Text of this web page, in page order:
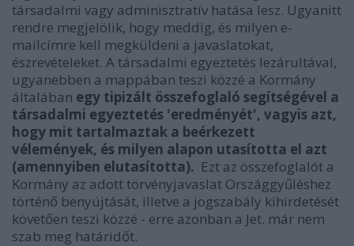
társadalmi vagy adminisztratív hatása lesz. Ugyanitt
rendre megjelölik, hogy meddig, és milyen e-
mailcímre kell megküldeni a javaslatokat,
észrevételeket. A társadalmi egyeztetés lezárultával,
ugyanebben a mappában teszi közzé a Kormány
általában egy tipizált összefoglaló segítségével a
társadalmi egyeztetés 'eredményét', vagyis azt,
hogy mit tartalmaztak a beérkezett
vélemények, és milyen alapon utasította el azt
(amennyiben elutasította). Ezt az összefoglalót a
Kormány az adott törvényjavaslat Országgyűléshez
történő benyújtását, illetve a jogszabály kihirdetését
követően teszi közzé - erre azonban a Jet. már nem
szab meg határidőt.